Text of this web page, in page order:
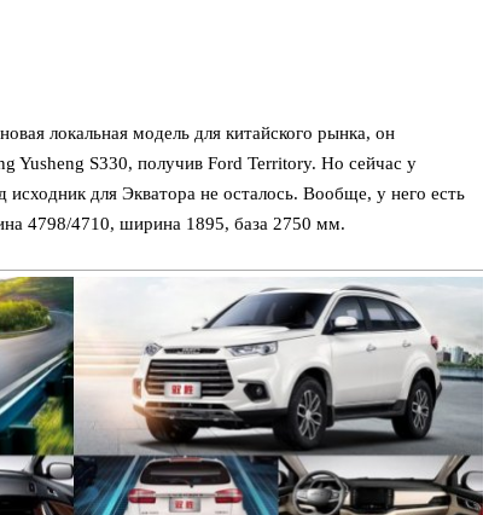
локальная модель для китайского рынка, он
Yusheng S330, получив Ford Territory. Но сейчас у
для Экватора не осталось. Вообще, у него есть
4798/4710, ширина 1895, база 2750 мм.